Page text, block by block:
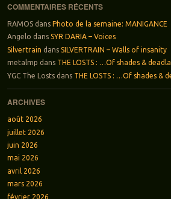
COMMENTAIRES RÉCENTS
RAMOSdans Photo de la semaine: MANIGANCE
Angelo dans SYR DARIA – Voices
Silvertrain dans SILVERTRAIN – Walls of insanity
metalmp dans THE LOSTS : …Of shades &
YGC The Lostsdans THE LOSTS : …Of shades &
ARCHIVES
août 2026
juillet 2026
juin 2026
mai 2026
avril 2026
mars 2026
février 2026